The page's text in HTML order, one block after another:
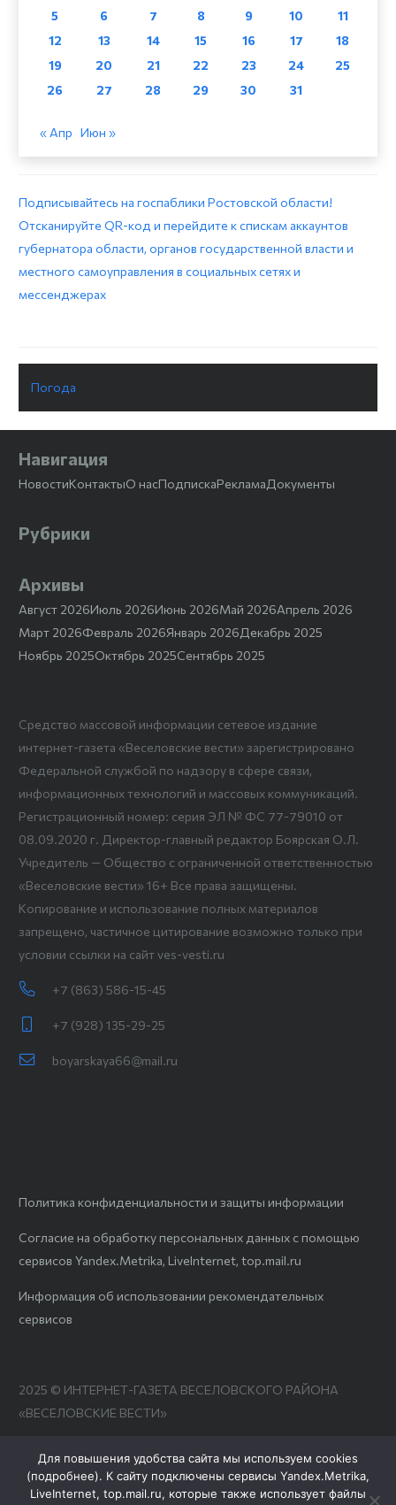
5
6 7 8 9 10
11
12
13 14 15 16 17
18
19
20 21 22 23 24
25
26
27 28 29 30 31
« Апр Июн »
Подписывайтесь на госпаблики Ростовской области!
Отсканируйте QR-код и перейдите к спискам аккаунтов
губернатора области, органов государственной власти и
местного самоуправления в социальных сетях и
мессенджерах
Погода
Навигация
НовостиКонтактыО насПодпискаРекламаДокументы
Рубрики
Архивы
Август 2026Июль 2026Июнь 2026Май 2026Апрель 2026
Март 2026Февраль 2026Январь 2026Декабрь 2025
Ноябрь 2025Октябрь 2025Сентябрь 2025
Средство массовой информации сетевое издание
интернет-газета «Веселовские вести» зарегистрировано
Федеральной службой по надзору в сфере связи,
информационных технологий и массовых коммуникаций.
Регистрационный номер: серия ЭЛ № ФС 77-79010 от
08.09.2020 г. Директор-главный редактор Боярская О.Л.
Учредитель — Общество с ограниченной ответственностью
«Веселовские вести» 16+ Все права защищены.
Копирование и использование полных материалов
запрещено, частичное цитирование возможно только при
условии ссылки на сайт ves-vesti.ru
+7 (863) 586-15-45
+7 (928) 135-29-25
boyarskaya66@mail.ru
Политика конфиденциальности и защиты информации
Согласие на обработку персональных данных с помощью
сервисов Yandex.Metrika, LiveInternet, top.mail.ru
Информация об использовании рекомендательных
сервисов
2025 © ИНТЕРНЕТ-ГАЗЕТА ВЕСЕЛОВСКОГО РАЙОНА
«ВЕСЕЛОВСКИЕ ВЕСТИ»
Для повышения удобства сайта мы используем cookies
(подробнее). К сайту подключены сервисы Yandex.Metrika,
LiveInternet, top.mail.ru, которые также использует файлы